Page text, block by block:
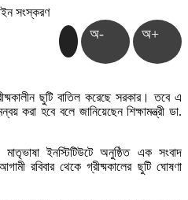
সংস্করণ
অ- অ+
ছুটি বাতিল করেছে সরকার। তবে এ
করা হবে বলে জানিয়েছেন শিক্ষামন্ত্রী ডা.
মাতৃভাষা ইনস্টিটিউটে অনুষ্ঠিত এক সংবাদ
রবিবার থেকে গ্রীষ্মকালের ছুটি ঘোষণা